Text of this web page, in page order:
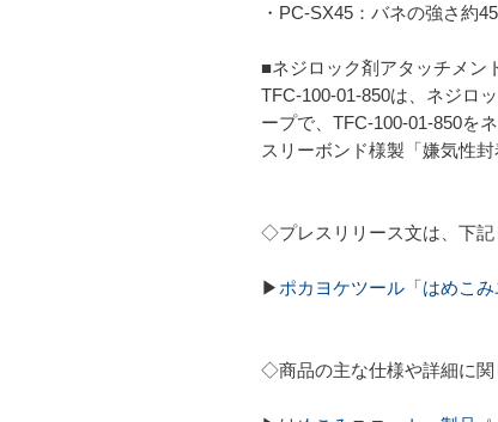
・PC-SX45：バネの強さ約
■ネジロック剤アタッチメン
TFC-100-01-850は、ネジロ
ープで、TFC-100-01-850を
スリーボンド様製「嫌気性
◇プレスリリース文は、下記
▶ ポカヨケツール「はめこ
◇商品の主な仕様や詳細に関